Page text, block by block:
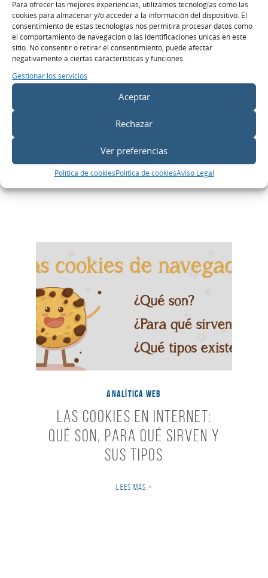
Para ofrecer las mejores experiencias, utilizamos tecnologías como las
cookies para almacenar y/o acceder a la información del dispositivo. El
consentimiento de estas tecnologías nos permitirá procesar datos como
el comportamiento de navegación o las identificaciones únicas en este
sitio. No consentir o retirar el consentimiento, puede afectar
negativamente a ciertas características y funciones.
Gestionar los servicios
Aceptar
Rechazar
Ver preferencias
Política de cookiesPolítica de cookiesAviso Legal
¿Cómo borrar las cookies?
Guía paso a paso según el
LEES MÁS >
ANALÍTICA WEB
Las Cookies en Internet:
qué son, para qué sirven y
sus tipos
LEES MÁS >